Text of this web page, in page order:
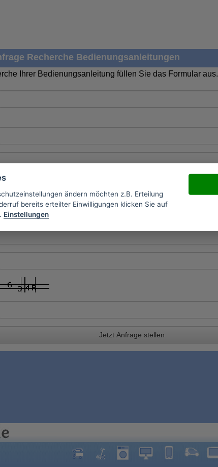
Recherche Bedienungsanleitungen
Ihrer Bedienungsanleitung füllen Sie das Formular aus.
Jetzt Anfrage stellen
ändern möchten z.B. Erteilung
bereits erteilter Einwilligungen klicken Sie auf
Einstellungen